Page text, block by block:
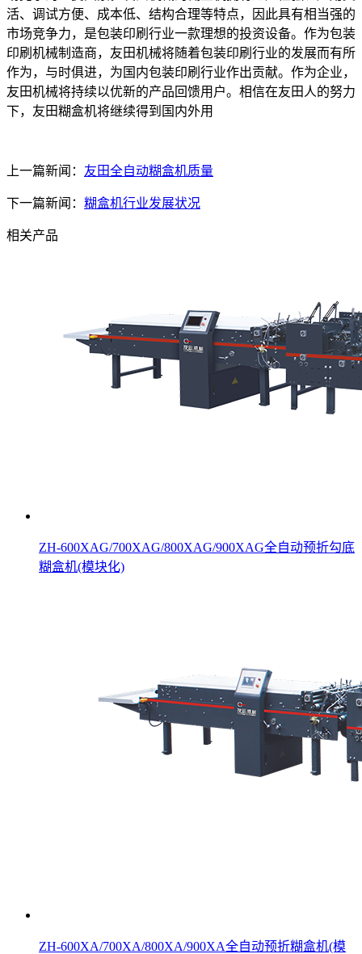
活、调试方便、成本低、结构合理等特点，因此具有相当强的
市场竞争力，是包装印刷行业一款理想的投资设备。作为包装
印刷机械制造商，友田机械将随着包装印刷行业的发展而有所
作为，与时俱进，为国内包装印刷行业作出贡献。作为企业，
友田机械将持续以优新的产品回馈用户。相信在友田人的努力
下，友田糊盒机将继续得到国内外用
上一篇新闻： 友田全自动糊盒机质量
下一篇新闻： 糊盒机行业发展状况
相关产品
ZH-600XAG/700XAG/800XAG/900XAG全自动预折勾底
糊盒机(模块化)
ZH-600XA/700XA/800XA/900XA全自动预折糊盒机(模